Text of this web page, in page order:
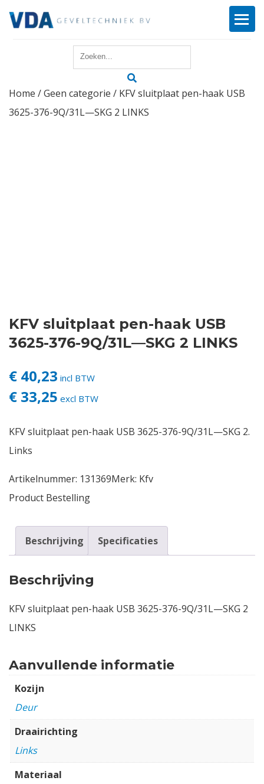
Reparatie
Login
Home /Geen categorie / KFV sluitplaat pen-haak USB
3625-376-9Q/31L—SKG 2 LINKS
KFV sluitplaat pen-haak USB
3625-376-9Q/31L—SKG 2 LINKS
€ 40,23 incl BTW
€ 33,25 excl BTW
KFV sluitplaat pen-haak USB 3625-376-9Q/31L—SKG 2.
Links
Artikelnummer: 131369Merk: Kfv
Product Bestelling
Beschrijving Specificaties
Beschrijving
KFV sluitplaat pen-haak USB 3625-376-9Q/31L—SKG 2
LINKS
Aanvullende informatie
Kozijn
Deur
Draairichting
Links
Materiaal